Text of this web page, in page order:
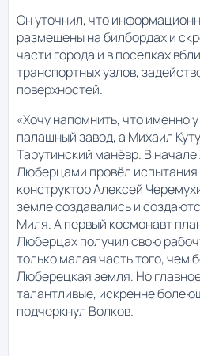
Он уточнил, что
размещены на билбордах и
части города и в поселках
транспортных узлов,
поверхностей.
«Хочу напомнить, что именно
палашный завод, а Михаил
Тарутинский манёвр. В начале
Люберцами провёл испытания
конструктор Алексей
земле создавались и
Миля. А первый космонавт
Люберцах получил свою
только малая часть того, чем
Люберецкая земля. Но
талантливые, искренне
подчеркнул Волков.